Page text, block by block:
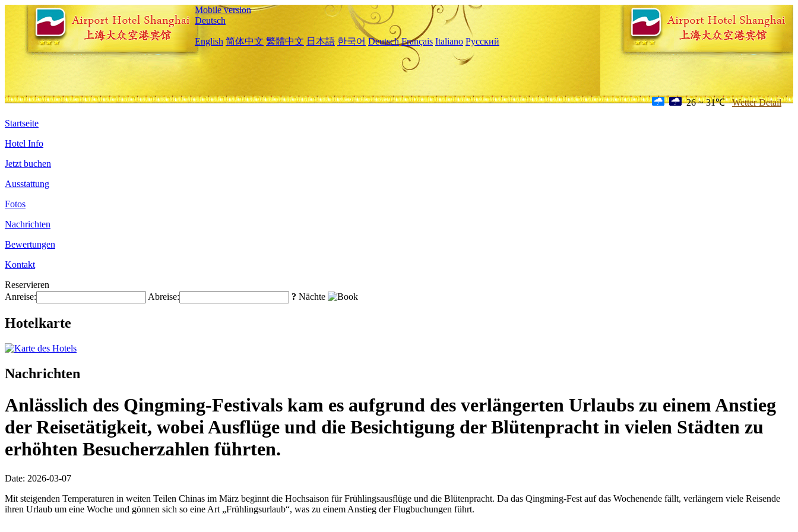
Mobile version
Deutsch
English 简体中文 繁體中文 日本語 한국어 Deutsch Français Italiano Русский
26 ~ 31℃ Wetter Detail
Startseite
Hotel Info
Jetzt buchen
Ausstattung
Fotos
Nachrichten
Bewertungen
Kontakt
Reservieren
Anreise:
Abreise: ? Nächte
Hotelkarte
Nachrichten
Anlässlich des Qingming-Festivals kam es aufgrund des verlängerten Urlaubs zu einem Anstieg
der Reisetätigkeit, wobei Ausflüge und die Besichtigung der Blütenpracht in vielen Städten zu
erhöhten Besucherzahlen führten.
Date: 2026-03-07
Mit steigenden Temperaturen in weiten Teilen Chinas im März beginnt die Hochsaison für Frühlingsausflüge und die Blütenpracht. Da das Qingming-Fest auf das Wochenende fällt, verlängern viele Reisende
ihren Urlaub um eine Woche und gönnen sich so eine Art „Frühlingsurlaub“, was zu einem Anstieg der Flugbuchungen führt.